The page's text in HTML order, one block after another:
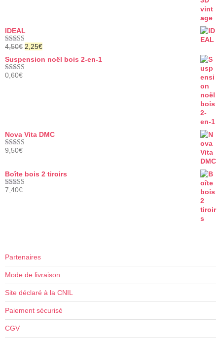
IDEAL
Note5.00
sur 5
4,50€ Le
initial
2,25€Le
actuel
Suspension noël bois 2-en-1
Note5.00
0,60€
Nova Vita DMC
Note5.00
9,50€
Boîte bois 2 tiroirs
Note5.00
7,40€
Partenaires
Mode de livraison
Site déclaré à la CNIL
Paiement sécurisé
CGV